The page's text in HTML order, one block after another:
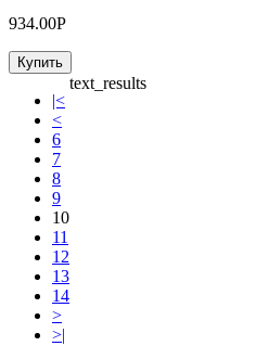
934.00Р
Купить
|<
<
6
7
8
9
10
11
12
13
14
>
>|
text_results